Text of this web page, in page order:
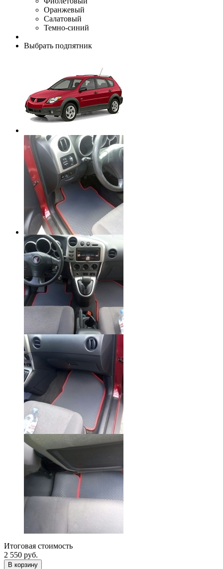
Оранжевый
Салатовый
Темно-синий
Выбрать подпятник
Итоговая стоимость
2 550 руб.
В корзину